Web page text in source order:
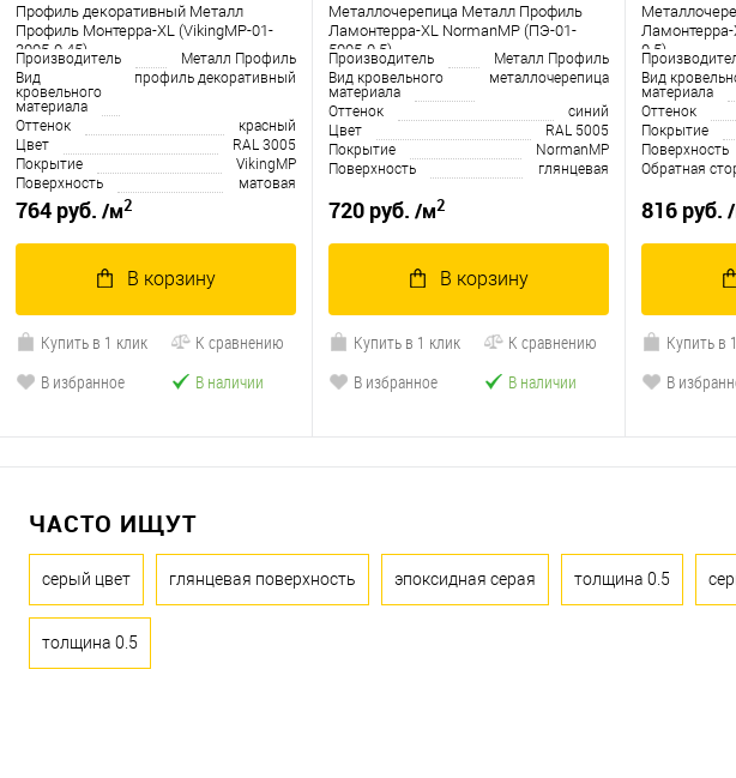
Профиль декоративный Металл
Профиль Монтерра-XL (VikingMP-01-
3005-0.45)
Производитель
Металл Профиль
Вид
кровельного
материала
профиль декоративный
Оттенок
красный
Цвет
RAL 3005
Покрытие
VikingMP
Поверхность
матовая
764 руб. /м2
В корзину
Купить в 1 клик
К сравнению
В избранное
В наличии
Металлочерепица Металл Профиль
Ламонтерра-XL NormanMP (ПЭ-01-
5005-0.5)
Производитель
Металл Профиль
Вид кровельного
материала
металлочерепица
Оттенок
синий
Цвет
RAL 5005
Покрытие
NormanMP
Поверхность
глянцевая
720 руб. /м2
В корзину
Купить в 1 клик
К сравнению
В избранное
В наличии
Ламонтерра-
0.5)
Вид
материала
Оттенок
Покрытие
Поверхность
Обратная
816 руб.
Купить в
В
ЧАСТО ИЩУТ
серый цвет глянцевая поверхность эпоксидная серая толщина 0.5
толщина 0.5